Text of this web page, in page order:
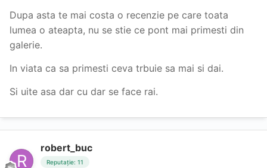
Dupa asta te mai costa o recenzie pe care toata
lumea o ateapta, nu se stie ce pont mai primesti din
galerie.
In viata ca sa primesti ceva trbuie sa mai si dai.
Si uite asa dar cu dar se face rai.
robert_buc
Reputație: 11